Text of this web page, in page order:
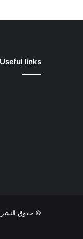
Useful links
© حقوق النشر 2026، جميع الحقوق محفوظة |